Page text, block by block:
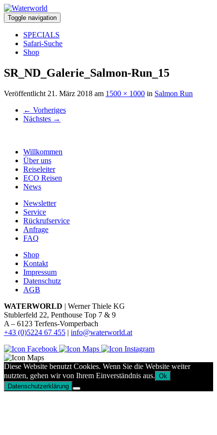
Toggle navigation
SPECIALS
Safari-Suche
Shop
SR_ND_Galerie_Salmon-Run_15
Veröffentlicht 21. März 2018 am 1500 × 1000 in Salmon Run
← Vorheriges
Nächstes →
Willkommen
Über uns
Reiseleiter
ECO Reisen
News
Newsletter
Service
Rückrufservice
Anfrage
FAQ
Shop
Kontakt
Impressum
Datenschutz
AGB
WATERWORLD | Werner Thiele KG
Stublerfeld 22, Penthouse Top 7 & 9
A – 6123 Terfens-Vomperbach
+43 (0)5224 67 455 | info@waterworld.at
Diese Website benutzt Cookies. Wenn Sie die Website weiter
nutzten, gehen wir von Ihrem Einverständnis aus. Ok
Datenschutzerklärung